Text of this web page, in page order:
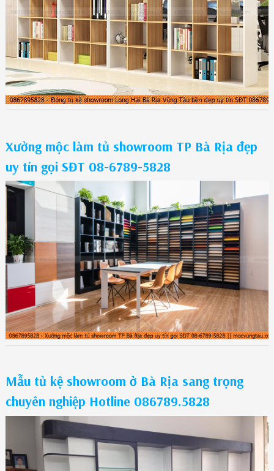
Xưởng mộc làm tủ showroom TP Bà Rịa đẹp
uy tín gọi SĐT 08-6789-5828
Mẫu tủ kệ showroom ở Bà Rịa sang trọng
chuyên nghiệp Hotline 086789.5828